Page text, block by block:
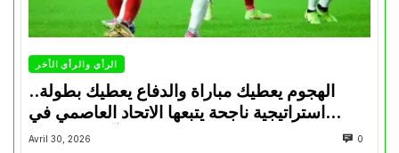
الرأي والرأي الأخر
الهجوم يعطيك مباراة والدفاع يعطيك بطولة..
استراتيجية ناجحة يتبعها الاتحاد العاصمي في
تتويجاته آخر السنوات
Avril 30, 2026 0